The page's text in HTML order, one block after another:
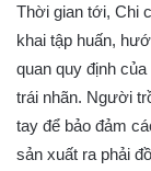
Thời gian tới, Chi
khai tập huấn,
quan quy định
trái nhãn. Người
tay để bảo đảm
sản xuất ra phải